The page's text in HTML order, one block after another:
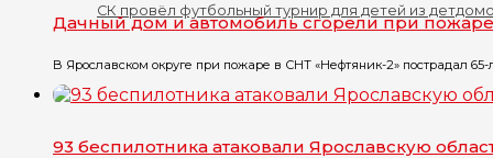
СК провёл футбольный турнир для детей из
Дачный дом и автомобиль сгорели при
В Ярославском округе при пожаре в СНТ «Нефтяник-2» пострадал
93 беспилотника атаковали Ярославскую